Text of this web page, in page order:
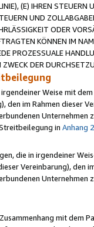
(E) IHREN
UND
ODER
KÖNNEN IM
PROZESSUALE
DER
Weise mit
den im Rahmen dieser
in Anhang 2
die in irgendeiner
Vereinbarung), den
mit dem